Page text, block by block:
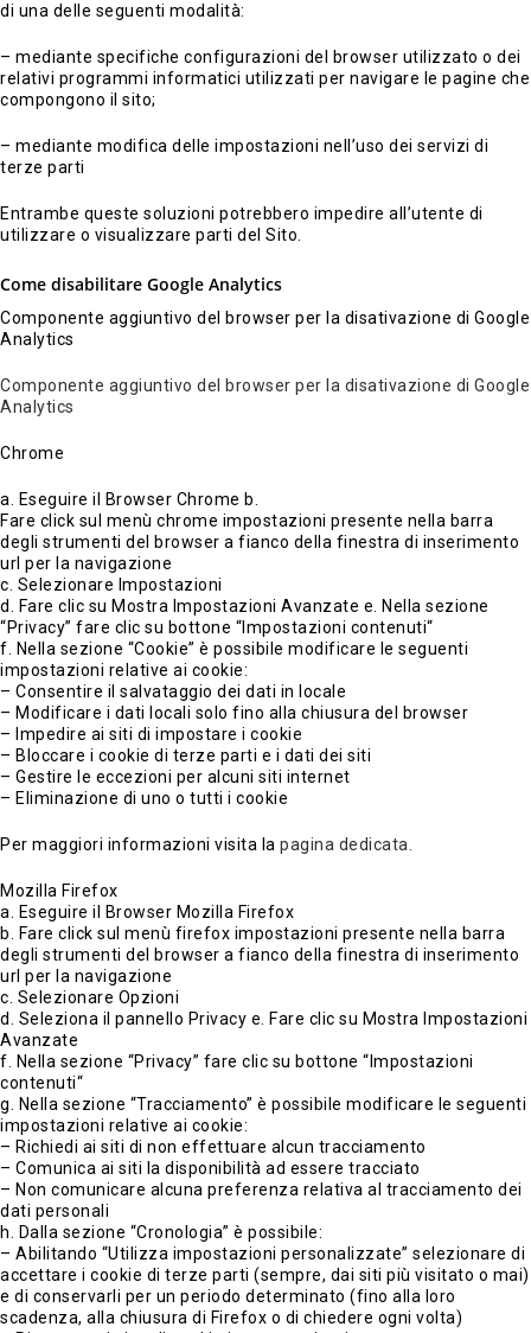
di una delle seguenti modalità:
– mediante specifiche configurazioni del browser utilizzato o dei
relativi programmi informatici utilizzati per navigare le pagine che
compongono il sito;
– mediante modifica delle impostazioni nell’uso dei servizi di
terze parti
Entrambe queste soluzioni potrebbero impedire all’utente di
utilizzare o visualizzare parti del Sito.
Come disabilitare Google Analytics
Componente aggiuntivo del browser per la disativazione di Google
Analytics
Componente aggiuntivo del browser per la disativazione di Google
Analytics
Chrome
a. Eseguire il Browser Chrome b.
Fare click sul menù chrome impostazioni presente nella barra
degli strumenti del browser a fianco della finestra di inserimento
url per la navigazione
c. Selezionare Impostazioni
d. Fare clic su Mostra Impostazioni Avanzate e. Nella sezione
“Privacy” fare clic su bottone “Impostazioni contenuti“
f. Nella sezione “Cookie” è possibile modificare le seguenti
impostazioni relative ai cookie:
– Consentire il salvataggio dei dati in locale
– Modificare i dati locali solo fino alla chiusura del browser
– Impedire ai siti di impostare i cookie
– Bloccare i cookie di terze parti e i dati dei siti
– Gestire le eccezioni per alcuni siti internet
– Eliminazione di uno o tutti i cookie
Per maggiori informazioni visita lapagina dedicata.
Mozilla Firefox
a. Eseguire il Browser Mozilla Firefox
b. Fare click sul menù firefox impostazioni presente nella barra
degli strumenti del browser a fianco della finestra di inserimento
url per la navigazione
c. Selezionare Opzioni
d. Seleziona il pannello Privacy e. Fare clic su Mostra Impostazioni
Avanzate
f. Nella sezione “Privacy” fare clic su bottone “Impostazioni
contenuti“
g. Nella sezione “Tracciamento” è possibile modificare le seguenti
impostazioni relative ai cookie:
– Richiedi ai siti di non effettuare alcun tracciamento
– Comunica ai siti la disponibilità ad essere tracciato
– Non comunicare alcuna preferenza relativa al tracciamento dei
dati personali
h. Dalla sezione “Cronologia” è possibile:
– Abilitando “Utilizza impostazioni personalizzate” selezionare di
accettare i cookie di terze parti (sempre, dai siti più visitato o mai)
e di conservarli per un periodo determinato (fino alla loro
scadenza, alla chiusura di Firefox o di chiedere ogni volta)